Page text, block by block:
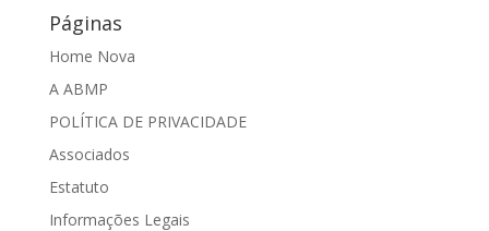
Páginas
Home Nova
A ABMP
POLÍTICA DE PRIVACIDADE
Associados
Estatuto
Informações Legais